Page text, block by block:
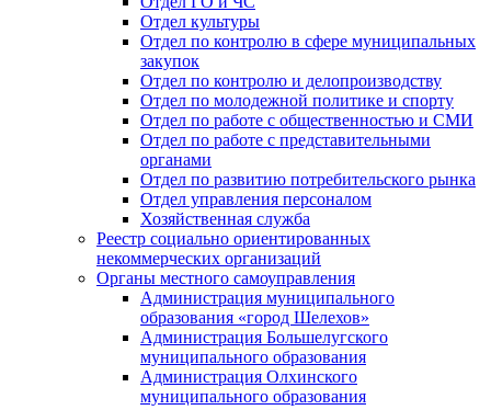
Отдел культуры
Отдел по контролю в сфере муниципальных
закупок
Отдел по контролю и делопроизводству
Отдел по молодежной политике и спорту
Отдел по работе с общественностью и СМИ
Отдел по работе с представительными
органами
Отдел по развитию потребительского рынка
Отдел управления персоналом
Хозяйственная служба
Реестр социально ориентированных
некоммерческих организаций
Органы местного самоуправления
Администрация муниципального
образования «город Шелехов»
Администрация Большелугского
муниципального образования
Администрация Олхинского
муниципального образования